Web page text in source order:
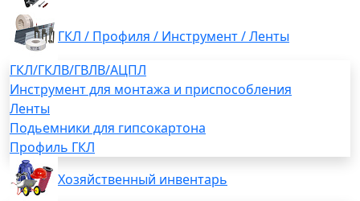
ГКЛ / Профиля / Инструмент / Ленты
ГКЛ/ГКЛВ/ГВЛВ/АЦПЛ
Инструмент для монтажа и приспособления
Ленты
Подьемники для гипсокартона
Профиль ГКЛ
Хозяйственный инвентарь